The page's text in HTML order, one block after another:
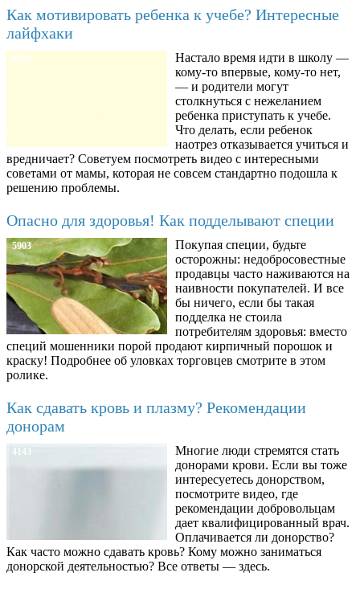
Как мотивировать ребенка к учебе? Интересные
лайфхаки
8780
Настало время идти в школу —
кому-то впервые, кому-то нет,
— и родители могут
столкнуться с нежеланием
ребенка приступать к учебе.
Что делать, если ребенок
наотрез отказывается учиться и
вредничает? Советуем посмотреть видео с интересными
советами от мамы, которая не совсем стандартно подошла к
решению проблемы.
Опасно для здоровья! Как подделывают специи
5903
Покупая специи, будьте
осторожны: недобросовестные
продавцы часто наживаются на
наивности покупателей. И все
бы ничего, если бы такая
подделка не стоила
потребителям здоровья: вместо
специй мошенники порой продают кирпичный порошок и
краску! Подробнее об уловках торговцев смотрите в этом
ролике.
Как сдавать кровь и плазму? Рекомендации
донорам
4143
Многие люди стремятся стать
донорами крови. Если вы тоже
интересуетесь донорством,
посмотрите видео, где
рекомендации добровольцам
дает квалифицированный врач.
Оплачивается ли донорство?
Как часто можно сдавать кровь? Кому можно заниматься
донорской деятельностью? Все ответы — здесь.